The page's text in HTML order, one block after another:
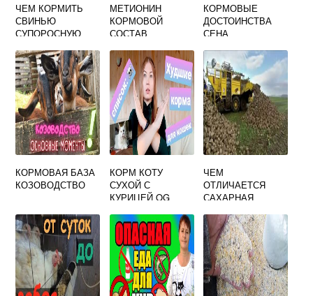
ЧЕМ КОРМИТЬ
СВИНЬЮ
СУПОРОСНУЮ
МЕТИОНИН
КОРМОВОЙ
СОСТАВ
КОРМОВЫЕ
ДОСТОИНСТВА
СЕНА
КОРМОВАЯ БАЗА
КОЗОВОДСТВО
КОРМ КОТУ
СУХОЙ С
КУРИЦЕЙ OG
ЧЕМ
ОТЛИЧАЕТСЯ
САХАРНАЯ
КОРМОВОЙ